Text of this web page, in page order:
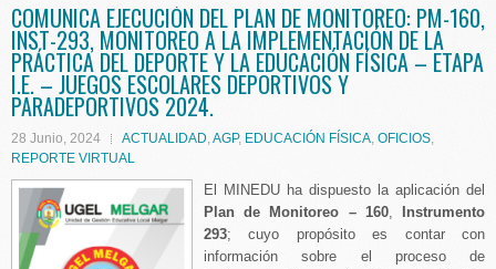
COMUNICA EJECUCIÓN DEL PLAN DE MONITOREO: PM-160,
INST-293, MONITOREO A LA IMPLEMENTACIÓN DE LA
PRÁCTICA DEL DEPORTE Y LA EDUCACIÓN FÍSICA – ETAPA
I.E. – JUEGOS ESCOLARES DEPORTIVOS Y
PARADEPORTIVOS 2024.
28 Junio, 2024 ACTUALIDAD,AGP, EDUCACIÓN FÍSICA, OFICIOS,
REPORTE VIRTUAL
El MINEDU ha dispuesto la aplicación del
Plan de Monitoreo – 160,
Instrumento
293; cuyo propósito es contar con
información sobre el proceso de